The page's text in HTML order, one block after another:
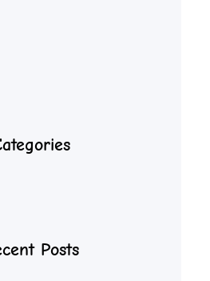
Posts